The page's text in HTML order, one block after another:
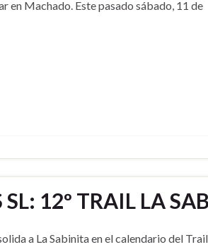
en Machado. Este pasado sábado, 11 de
12º TRAIL LA
a La Sabinita en el calendario del Trail